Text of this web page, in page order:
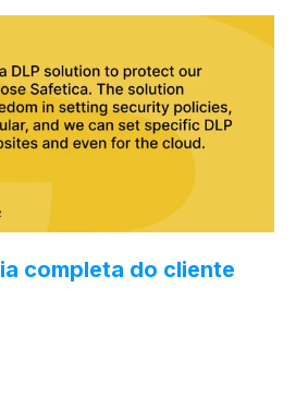
completa do cliente